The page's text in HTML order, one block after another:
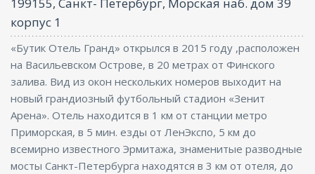
199155, Санкт- Петербург, Морская наб. дом 39
корпус 1
«Бутик Отель Гранд» открылся в 2015 году ,расположен
на Васильевском Острове, в 20 метрах от Финского
залива. Вид из окон нескольких номеров выходит на
новый грандиозный футбольный стадион «Зенит
Арена». Отель находится в 1 км от станции метро
Приморская, в 5 мин. езды от ЛенЭкспо, 5 км до
всемирно известного Эрмитажа, знаменитые разводные
мосты Санкт-Петербурга находятся в 3 км от отеля, до